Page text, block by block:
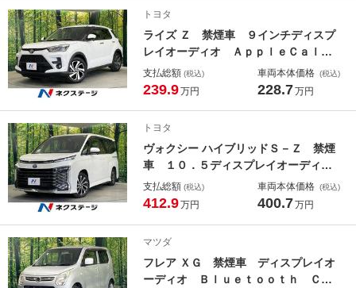
トヨタ
ライズ Ｚ 禁煙車 ９インチディスプ
レイオーディオ ＡｐｐｌｅＣａｌａ
ｙ Ｂｌｕｅｔｏｏｔｈ バックカメ
ラ ドライブレコーダー ＥＴＣ ス
支払総額 (税込)
239.9万円
車両本体価格 (税込)
228.7万円
トヨタ
ヴォクシー ハイブリッドＳ－Ｚ 禁煙
車 １０．５ディスプレイオーディ
オ 両側電動ドア バックカメラ 衝
突被害軽減システム ハーフレザーシ
２．０ 純正１７インチアルミ
支払総額 (税込)
412.9万円
車両本体価格 (税込)
400.7万円
マツダ
フレア ＸＧ 禁煙車 ディスプレイオ
ーディオ Ｂｌｕｅｔｏｏｔｈ Ｃ